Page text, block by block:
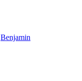
Benjamin